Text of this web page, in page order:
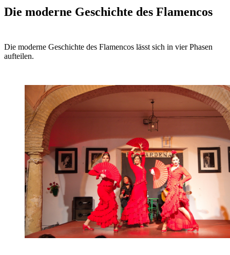
Die moderne Geschichte des Flamencos
Die moderne Geschichte des Flamencos lässt sich in vier Phasen
aufteilen.